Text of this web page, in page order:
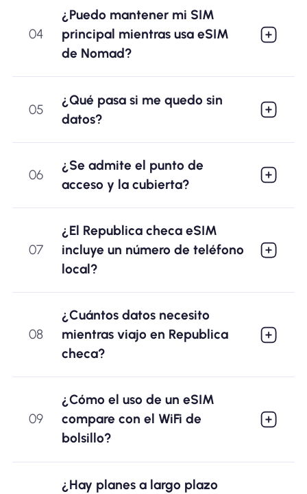
04
¿Puedo mantener mi SIM
principal mientras usa eSIM
de Nomad?
05
¿Qué pasa si me quedo sin
datos?
06
¿Se admite el punto de
acceso y la cubierta?
07
¿El Republica checa eSIM
incluye un número de teléfono
local?
08
¿Cuántos datos necesito
mientras viajo en Republica
checa?
09
¿Cómo el uso de un eSIM
compare con el WiFi de
bolsillo?
¿Hay planes a largo plazo